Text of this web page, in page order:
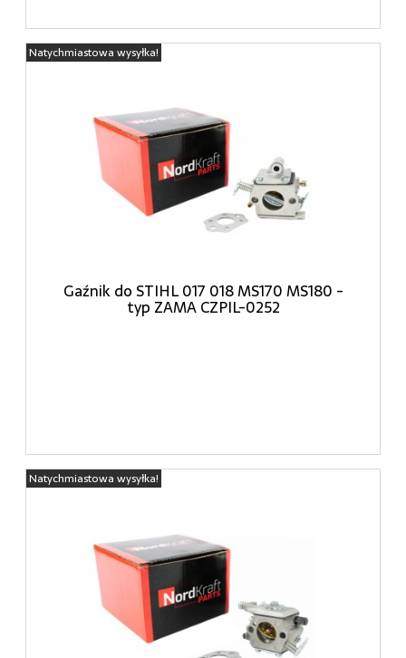
Gaźnik do STIHL 017 018 MS170 MS180 -
typ ZAMA CZPIL-0252
Natychmiastowa wysyłka!
Natychmiastowa wysyłka!